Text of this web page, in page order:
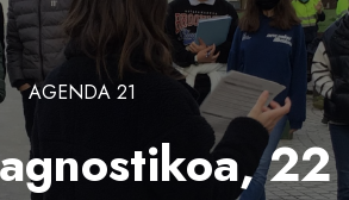
AGENDA 21
22